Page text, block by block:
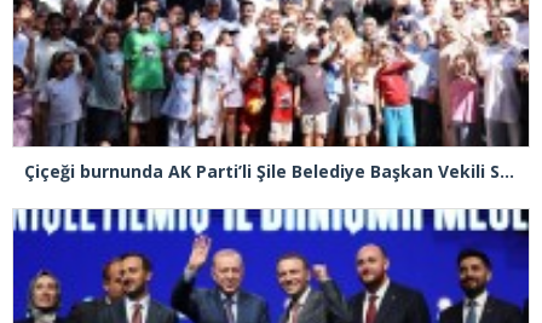
Çiçeği burnunda AK Parti’li Şile Belediye Başkan Vekili Sacit Terzi, teşkilatlarla piknikte buluştu